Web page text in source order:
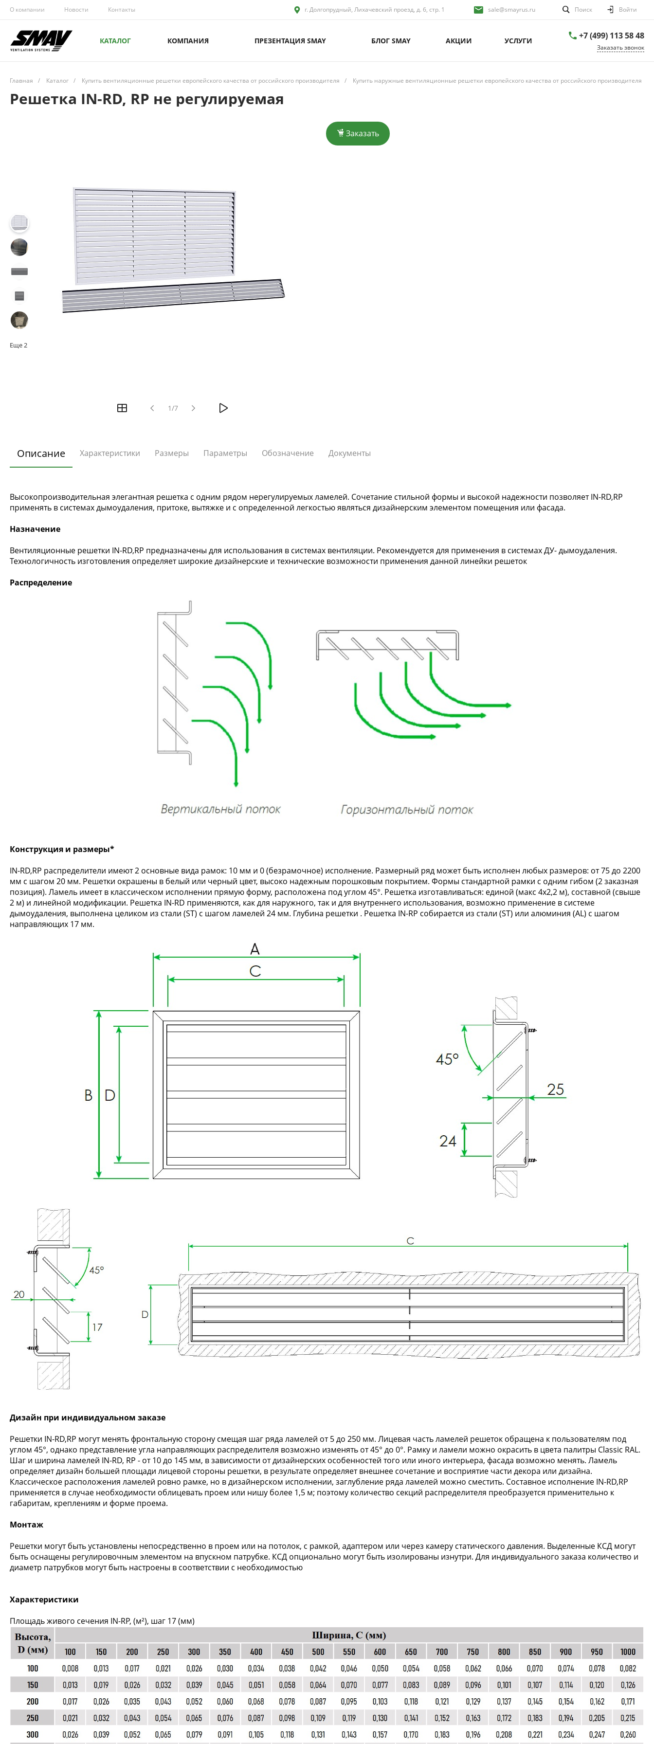
О компании Новости Контакты г. Долгопрудный, Лихачевский проезд, д. 6, стр. 1 sale@smayrus.ru Поиск Войти
КАТАЛОГ КОМПАНИЯ ПРЕЗЕНТАЦИЯ SMAY БЛОГ SMAY АКЦИИ УСЛУГИ +7 (499) 113 58 48
Заказать звонок
Главная / Каталог / Купить вентиляционные решетки европейского качества от российского производителя / Купить наружные вентиляционные решетки европейского качества от российского производителя
Решетка IN-RD, RP не регулируемая
Еще 2
1/7
Заказать
Описание Характеристики Размеры Параметры Обозначение Документы
Высокопроизводительная элегантная решетка с одним рядом нерегулируемых ламелей. Сочетание стильной формы и высокой надежности позволяет IN-RD,RP
применять в системах дымоудаления, притоке, вытяжке и с определенной легкостью являться дизайнерским элементом помещения или фасада.
Назначение
Вентиляционные решетки IN-RD,RP предназначены для использования в системах вентиляции. Рекомендуется для применения в системах ДУ- дымоудаления.
Технологичность изготовления определяет широкие дизайнерские и технические возможности применения данной линейки решеток
Распределение
Конструкция и размеры*
IN-RD,RP распределители имеют 2 основные вида рамок: 10 мм и 0 (безрамочное) исполнение. Размерный ряд может быть исполнен любых размеров: от 75 до 2200
мм с шагом 20 мм. Решетки окрашены в белый или черный цвет, высоко надежным порошковым покрытием. Формы стандартной рамки с одним гибом (2 заказная
позиция). Ламель имеет в классическом исполнении прямую форму, расположена под углом 45°. Решетка изготавливаться: единой (макс 4х2,2 м), составной (свыше
2 м) и линейной модификации. Решетка IN-RD применяются, как для наружного, так и для внутреннего использования, возможно применение в системе
дымоудаления, выполнена целиком из стали (ST) с шагом ламелей 24 мм. Глубина решетки . Решетка IN-RP собирается из стали (ST) или алюминия (AL) с шагом
направляющих 17 мм.
Дизайн при индивидуальном заказе
Решетки IN-RD,RP могут менять фронтальную сторону смещая шаг ряда ламелей от 5 до 250 мм. Лицевая часть ламелей решеток обращена к пользователям под
углом 45°, однако представление угла направляющих распределителя возможно изменять от 45° до 0°. Рамку и ламели можно окрасить в цвета палитры Classic RAL.
Шаг и ширина ламелей IN-RD, RP - от 10 до 145 мм, в зависимости от дизайнерских особенностей того или иного интерьера, фасада возможно менять. Ламель
определяет дизайн большей площади лицевой стороны решетки, в результате определяет внешнее сочетание и восприятие части декора или дизайна.
Классическое расположения ламелей ровно рамке, но в дизайнерском исполнении, заглубление ряда ламелей можно сместить. Составное исполнение IN-RD,RP
применяется в случае необходимости облицевать проем или нишу более 1,5 м; поэтому количество секций распределителя преобразуется применительно к
габаритам, креплениям и форме проема.
Монтаж
Решетки могут быть установлены непосредственно в проем или на потолок, с рамкой, адаптером или через камеру статического давления. Выделенные КСД могут
быть оснащены регулировочным элементом на впускном патрубке. КСД опционально могут быть изолированы изнутри. Для индивидуального заказа количество и
диаметр патрубков могут быть настроены в соответствии с необходимостью
Характеристики
Площадь живого сечения IN-RP, (м²), шаг 17 (мм)